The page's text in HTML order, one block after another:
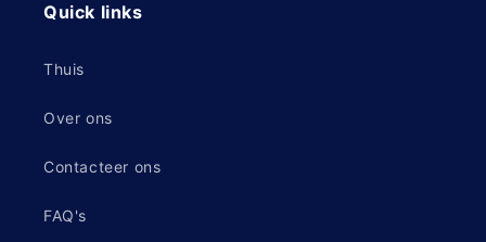
Quick links
Thuis
Over ons
Contacteer ons
FAQ's